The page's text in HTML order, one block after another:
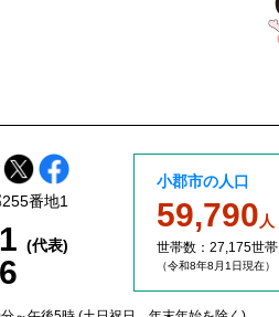
番地1
(代表)
小郡市の人口
59,790 人
世帯数：27,175世帯
（令和8年8 月1日現在）